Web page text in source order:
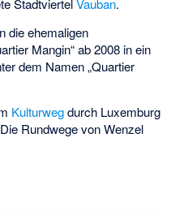
StadtviertelVauban.
die ehemaligen
Mangin“ ab 2008 in ein
dem Namen „Quartier
Kulturwegdurch Luxemburg
Rundwege von Wenzel